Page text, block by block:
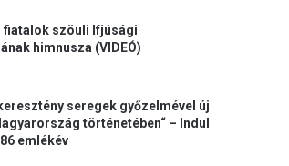
fiatalok szöuli Ifjúsági
himnusza (VIDEÓ)
seregek győzelmével új
történetében“ – Indul
emlékév